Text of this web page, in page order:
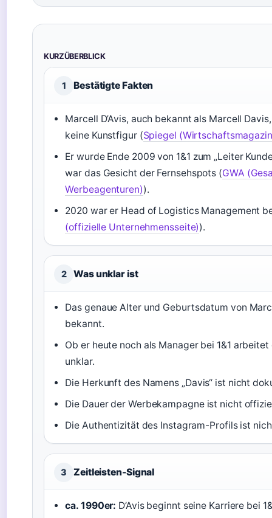
KURZÜBERBLICK
1 Bestätigte Fakten
Marcell D’Avis, auch bekannt als Marcell
keine Kunstfigur (Spiegel
Er wurde Ende 2009 von 1&1 zum „Leiter
war das Gesicht der Fernsehspots (GWA
Werbeagenturen)).
2020 war er Head of Logistics Management
(offizielle Unternehmensseite)).
2 Was unklar ist
Das genaue Alter und Geburtsdatum von
bekannt.
Ob er heute noch als Manager bei 1&1
unklar.
Die Herkunft des Namens „Davis“ ist nicht
Die Dauer der Werbekampagne ist nicht
Die Authentizität des Instagram-Profils ist
3 Zeitleisten-Signal
ca. 1990er: D’Avis beginnt seine Karriere bei